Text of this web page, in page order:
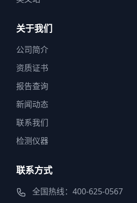
关于我们
公司简介
资质证书
报告查询
新闻动态
联系我们
检测仪器
联系方式
全国热线：400-625-0567